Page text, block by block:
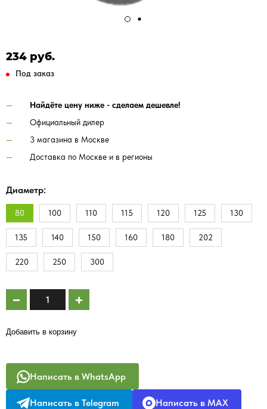
234 руб.
Под заказ
Найдёте цену ниже - сделаем дешевле!
Официальный дилер
3 магазина в Москве
Доставка по Москве и в регионы
Диаметр:
80 100 110 115 120 125 130
135 140 150 160 180 202
220 250 300
Добавить в корзину
Написать в WhatsApp
Написать в Telegram Написать в MAX